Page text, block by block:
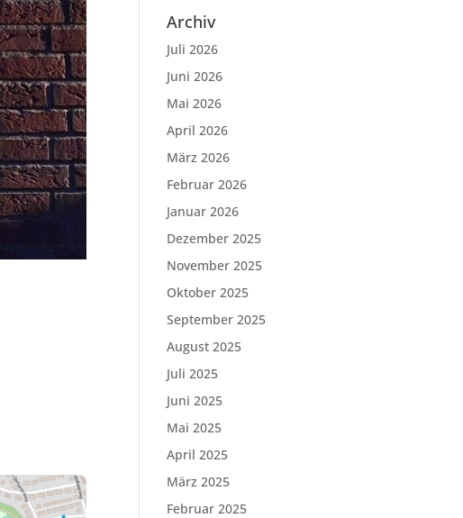
Archiv
Juli 2026
Juni 2026
Mai 2026
April 2026
März 2026
Februar 2026
Januar 2026
Dezember 2025
November 2025
Oktober 2025
September 2025
August 2025
Juli 2025
Juni 2025
Mai 2025
April 2025
März 2025
Februar 2025